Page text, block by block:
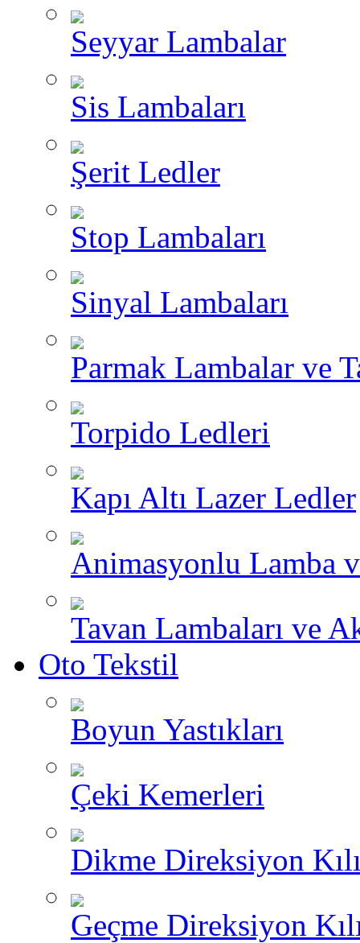
Seyyar Lambalar
Sis Lambaları
Şerit Ledler
Stop Lambaları
Sinyal Lambaları
Parmak Lambalar ve
Torpido Ledleri
Kapı Altı Lazer Ledler
Animasyonlu Lamba
Tavan Lambaları ve
Oto Tekstil
Boyun Yastıkları
Çeki Kemerleri
Dikme Direksiyon
Geçme Direksiyon